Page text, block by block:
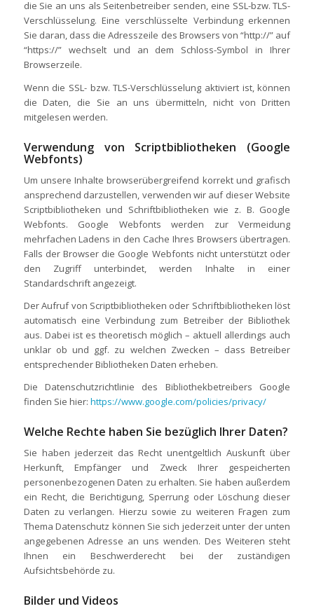
die Sie an uns als Seitenbetreiber senden, eine SSL-bzw. TLS-
Verschlüsselung. Eine verschlüsselte Verbindung erkennen
Sie daran, dass die Adresszeile des Browsers von “http://” auf
“https://” wechselt und an dem Schloss-Symbol in Ihrer
Browserzeile.
Wenn die SSL- bzw. TLS-Verschlüsselung aktiviert ist, können
die Daten, die Sie an uns übermitteln, nicht von Dritten
mitgelesen werden.
Verwendung von Scriptbibliotheken (Google
Webfonts)
Um unsere Inhalte browserübergreifend korrekt und grafisch
ansprechend darzustellen, verwenden wir auf dieser Website
Scriptbibliotheken und Schriftbibliotheken wie z. B. Google
Webfonts. Google Webfonts werden zur Vermeidung
mehrfachen Ladens in den Cache Ihres Browsers übertragen.
Falls der Browser die Google Webfonts nicht unterstützt oder
den Zugriff unterbindet, werden Inhalte in einer
Standardschrift angezeigt.
Der Aufruf von Scriptbibliotheken oder Schriftbibliotheken löst
automatisch eine Verbindung zum Betreiber der Bibliothek
aus. Dabei ist es theoretisch möglich – aktuell allerdings auch
unklar ob und ggf. zu welchen Zwecken – dass Betreiber
entsprechender Bibliotheken Daten erheben.
Die Datenschutzrichtlinie des Bibliothekbetreibers Google
finden Sie hier: https://www.google.com/policies/privacy/
Welche Rechte haben Sie bezüglich Ihrer Daten?
Sie haben jederzeit das Recht unentgeltlich Auskunft über
Herkunft, Empfänger und Zweck Ihrer gespeicherten
personenbezogenen Daten zu erhalten. Sie haben außerdem
ein Recht, die Berichtigung, Sperrung oder Löschung dieser
Daten zu verlangen. Hierzu sowie zu weiteren Fragen zum
Thema Datenschutz können Sie sich jederzeit unter der unten
angegebenen Adresse an uns wenden. Des Weiteren steht
Ihnen ein Beschwerderecht bei der zuständigen
Aufsichtsbehörde zu.
Bilder und Videos